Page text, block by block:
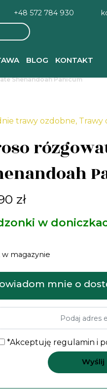
+48 572 784 930
BLOG KONTAKT
Shenandoah Panicum
trawy ozdobne, Trawy
zł
w
w magazynie
mnie o
*Akceptuję regulamin i